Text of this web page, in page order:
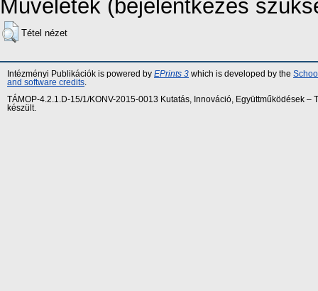
Műveletek (bejelentkezés
Tétel nézet
Intézményi Publikációk is powered by EPrints 3 which is developed by the
and software credits
TÁMOP-4.2.1.D-15/1/KONV-2015-0013 Kutatás, Innováció, Együttműködések
készült.